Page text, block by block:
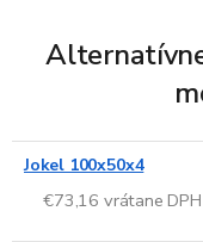
Jokel 100x50x4
€73,16 vrátane DPH